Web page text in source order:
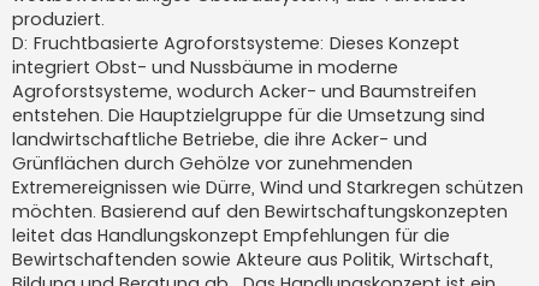
produziert.
D: Fruchtbasierte Agroforstsysteme: Dieses Konzept
integriert Obst- und Nussbäume in moderne
Agroforstsysteme, wodurch Acker- und Baumstreifen
entstehen. Die Hauptzielgruppe für die Umsetzung sind
landwirtschaftliche Betriebe, die ihre Acker- und
Grünflächen durch Gehölze vor zunehmenden
Extremereignissen wie Dürre, Wind und Starkregen schützen
möchten. Basierend auf den Bewirtschaftungskonzepten
leitet das Handlungskonzept Empfehlungen für die
Bewirtschaftenden sowie Akteure aus Politik, Wirtschaft,